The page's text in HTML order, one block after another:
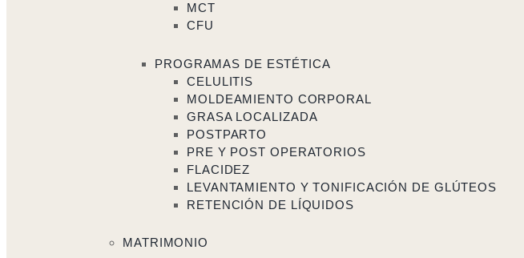
MCT
CFU
PROGRAMAS DE ESTÉTICA
CELULITIS
MOLDEAMIENTO CORPORAL
GRASA LOCALIZADA
POSTPARTO
PRE Y POST OPERATORIOS
FLACIDEZ
LEVANTAMIENTO Y TONIFICACIÓN DE GLÚTEOS
RETENCIÓN DE LÍQUIDOS
MATRIMONIO